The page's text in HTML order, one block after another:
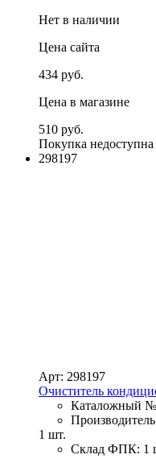
Нет в наличии
Цена сайта
434 руб.
Цена в магазине
510 руб.
Покупка недоступна
298197
Арт: 298197
Очиститель
Каталожный №
1 шт.
Склад ФПК: 1